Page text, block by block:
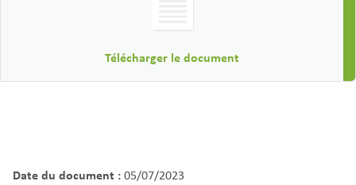
Télécharger le document
Date du document :05/07/2023